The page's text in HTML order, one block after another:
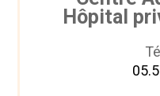
Hôpital